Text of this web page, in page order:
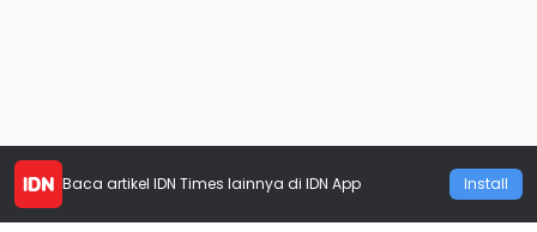
Baca artikel IDN Times lainnya di IDN App Install